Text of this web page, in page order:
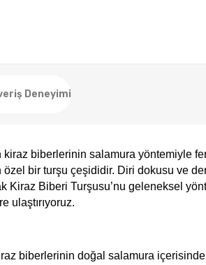
Deneyimi
biberlerinin salamura yöntemiyle
bir turşu çeşididir. Diri dokusu ve
Kiraz Biberi Turşusu’nu geleneksel
ulaştırıyoruz.
biberlerinin doğal salamura